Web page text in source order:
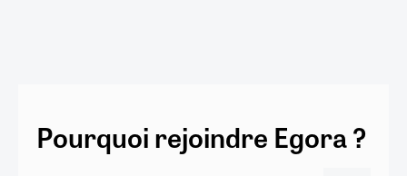
Pourquoi rejoindre Egora ?